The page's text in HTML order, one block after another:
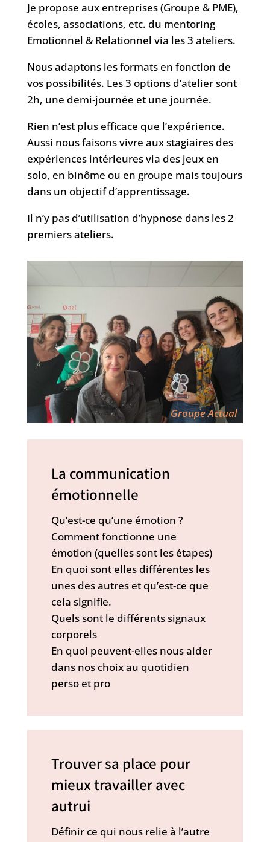
Je propose aux entreprises (Groupe & PME),
écoles, associations, etc. du mentoring
Emotionnel & Relationnel via les 3 ateliers.
Nous adaptons les formats en fonction de
vos possibilités. Les 3 options d’atelier sont
2h, une demi-journée et une journée.
Rien n’est plus efficace que l’expérience.
Aussi nous faisons vivre aux stagiaires des
expériences intérieures via des jeux en
solo, en binôme ou en groupe mais toujours
dans un objectif d’apprentissage.
Il n’y pas d’utilisation d’hypnose dans les 2
premiers ateliers.
Groupe Actual
La communication
émotionnelle
Qu’est-ce qu’une émotion ?
Comment fonctionne une
émotion (quelles sont les étapes)
En quoi sont elles différentes les
unes des autres et qu’est-ce que
cela signifie.
Quels sont le différents signaux
corporels
En quoi peuvent-elles nous aider
dans nos choix au quotidien
perso et pro
Trouver sa place pour
mieux travailler avec
autrui
Définir ce qui nous relie à l’autre